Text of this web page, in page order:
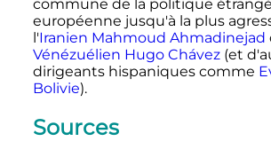
commune de la politique
européenne jusqu'à la plus
l'Iranien Mahmoud Ahmadinejad
Vénézuélien Hugo Chávez(et
dirigeants hispaniques comme
Bolivie).
Sources